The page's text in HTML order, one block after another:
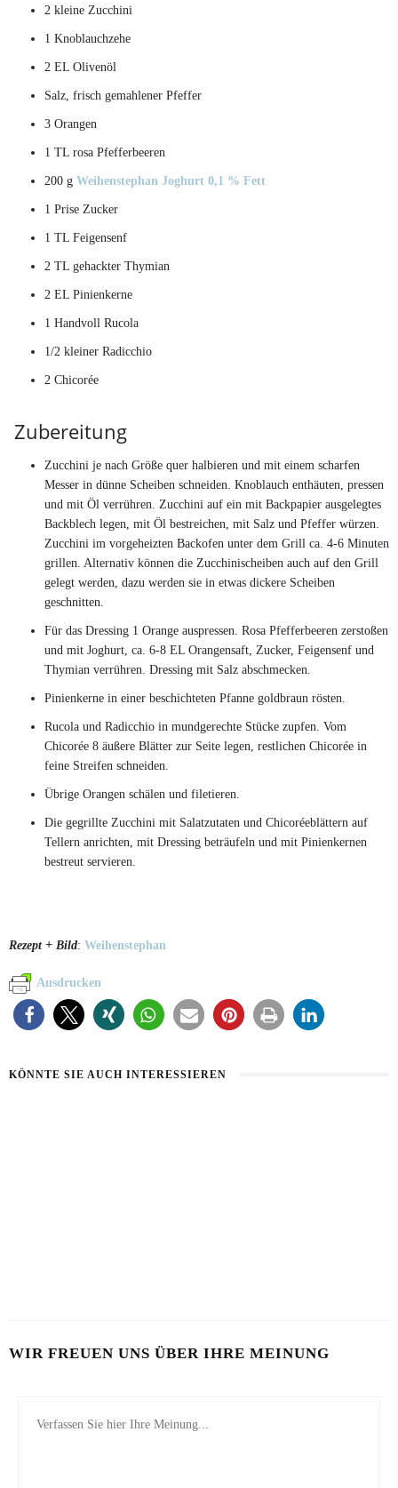
2 kleine Zucchini
1 Knoblauchzehe
2 EL Olivenöl
Salz, frisch gemahlener Pfeffer
3 Orangen
1 TL rosa Pfefferbeeren
200 g Weihenstephan Joghurt 0,1 % Fett
1 Prise Zucker
1 TL Feigensenf
2 TL gehackter Thymian
2 EL Pinienkerne
1 Handvoll Rucola
1/2 kleiner Radicchio
2 Chicorée
Zubereitung
Zucchini je nach Größe quer halbieren und mit einem scharfen
Messer in dünne Scheiben schneiden. Knoblauch enthäuten, pressen
und mit Öl verrühren. Zucchini auf ein mit Backpapier ausgelegtes
Backblech legen, mit Öl bestreichen, mit Salz und Pfeffer würzen.
Zucchini im vorgeheizten Backofen unter dem Grill ca. 4-6 Minuten
grillen. Alternativ können die Zucchinischeiben auch auf den Grill
gelegt werden, dazu werden sie in etwas dickere Scheiben
geschnitten.
Für das Dressing 1 Orange auspressen. Rosa Pfefferbeeren zerstoßen
und mit Joghurt, ca. 6-8 EL Orangensaft, Zucker, Feigensenf und
Thymian verrühren. Dressing mit Salz abschmecken.
Pinienkerne in einer beschichteten Pfanne goldbraun rösten.
Rucola und Radicchio in mundgerechte Stücke zupfen. Vom
Chicorée 8 äußere Blätter zur Seite legen, restlichen Chicorée in
feine Streifen schneiden.
Übrige Orangen schälen und filetieren.
Die gegrillte Zucchini mit Salatzutaten und Chicoréeblättern auf
Tellern anrichten, mit Dressing beträufeln und mit Pinienkernen
bestreut servieren.
Rezept + Bild: Weihenstephan
Ausdrucken
KÖNNTE SIE AUCH INTERESSIEREN
WIR FREUEN UNS ÜBER IHRE MEINUNG